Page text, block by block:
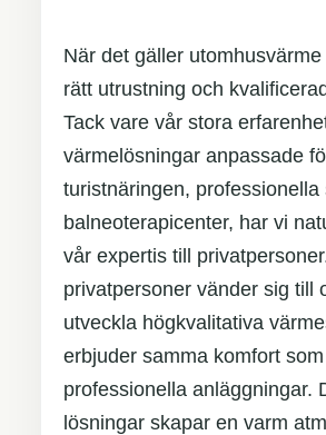
När det gäller
rätt utrustning och
Tack vare vår stora
värmelösningar anpassade
turistnäringen, professionella
balneoterapicenter, har vi
vår expertis till
privatpersoner vänder sig till
utveckla högkvalitativa
erbjuder samma komfort
professionella anläggningar.
lösningar skapar en varm